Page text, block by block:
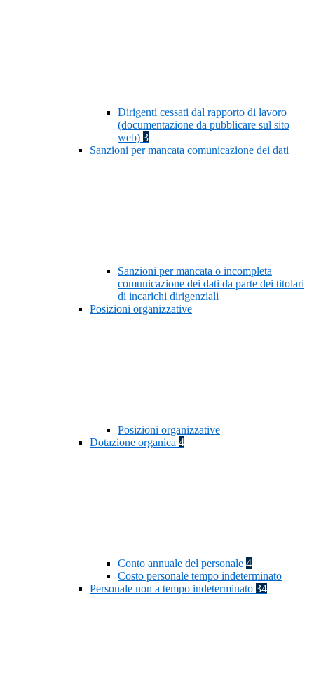
Dirigenti cessati dal rapporto di lavoro
(documentazione da pubblicare sul sito
web) 3
Sanzioni per mancata comunicazione dei dati
Sanzioni per mancata o incompleta
comunicazione dei dati da parte dei titolari
di incarichi dirigenziali
Posizioni organizzative
Posizioni organizzative
Dotazione organica 4
Conto annuale del personale 4
Costo personale tempo indeterminato
Personale non a tempo indeterminato 34